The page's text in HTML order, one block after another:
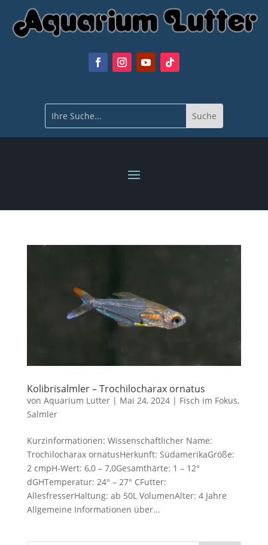
Kolibrisalmler – Trochilocharax ornatus
von Aquarium Lutter| Mai 24, 2024| Fisch im Fokus,
Salmler
Kurzinformationen: Wissenschaftlicher Name:
Trochilocharax ornatusHerkunft: SüdamerikaGröße:
2 cmpH-Wert: 6,0 – 7,0Gesamthärte: 1 – 12°
dGHTemperatur: 24° – 27° CFutter:
AllesfresserHaltung: ab 50L VolumenAlter: 4 Jahre
Allgemeine Informationen über...